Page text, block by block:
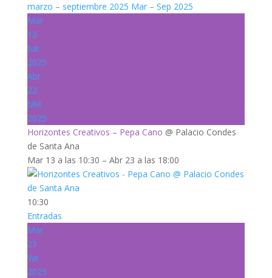
marzo – septiembre 2025 Mar – Sep 2025
Mar
13
Jue
2025
Abr
23
Mié
2025
Horizontes Creativos – Pepa Cano @ Palacio Condes
de Santa Ana
Mar 13 a las 10:30 – Abr 23 a las 18:00
10:30
Entradas
Mar
21
Vie
2025